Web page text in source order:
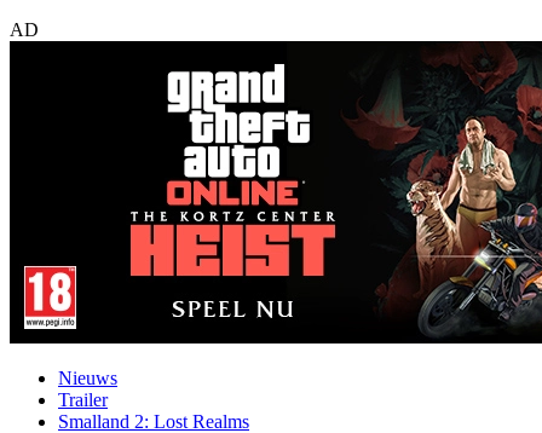
AD
Nieuws
Trailer
Smalland 2: Lost Realms